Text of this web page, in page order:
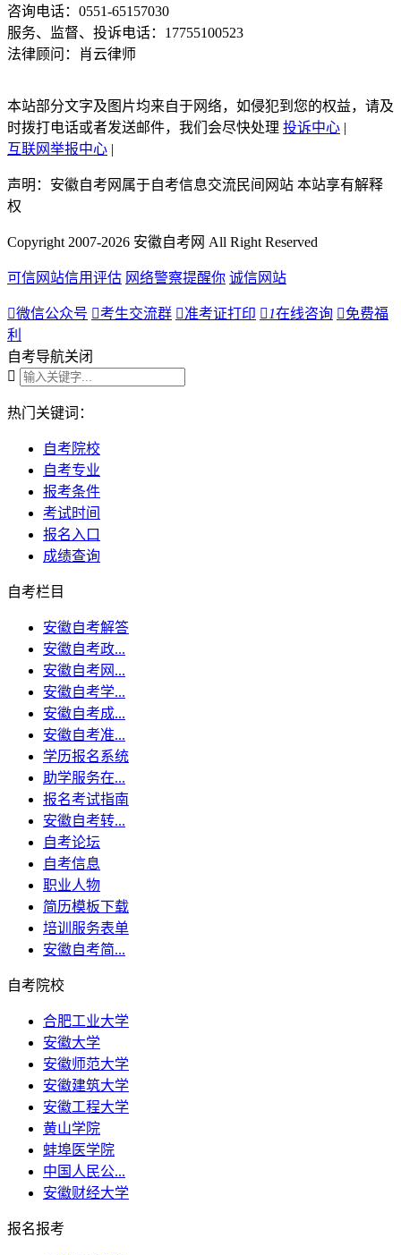
咨询电话：0551-65157030
服务、监督、投诉电话：17755100523
法律顾问：肖云律师
本站部分文字及图片均来自于网络，如侵犯到您的权益，请及
时拨打电话或者发送邮件，我们会尽快处理 投诉中心 |
互联网举报中心 |
声明：安徽自考网属于自考信息交流民间网站 本站享有解释
权
Copyright 2007-2026 安徽自考网 All Right Reserved
可信网站信用评估 网络警察提醒你 诚信网站
微信公众号 考生交流群 准考证打印  1在线咨询 免费福
利
自考导航关闭

热门关键词：
自考院校
自考专业
报考条件
考试时间
报名入口
成绩查询
自考栏目
安徽自考解答
安徽自考政...
安徽自考网...
安徽自考学...
安徽自考成...
安徽自考准...
学历报名系统
助学服务在...
报名考试指南
安徽自考转...
自考论坛
自考信息
职业人物
简历模板下载
培训服务表单
安徽自考简...
自考院校
合肥工业大学
安徽大学
安徽师范大学
安徽建筑大学
安徽工程大学
黄山学院
蚌埠医学院
中国人民公...
安徽财经大学
报名报考